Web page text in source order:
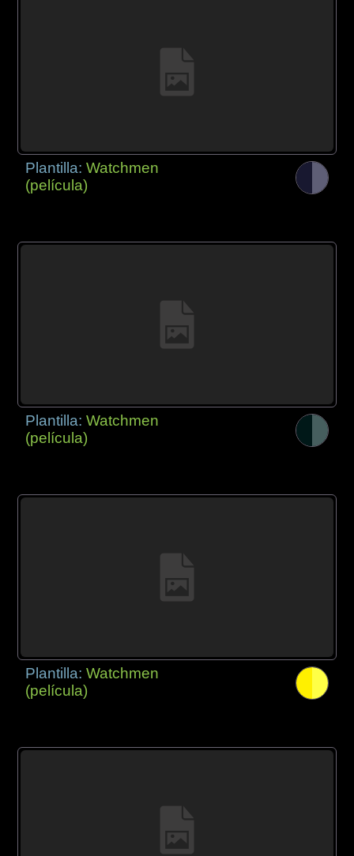
Plantilla:Watchmen
(película)
Plantilla:Watchmen
(película)
Plantilla:Watchmen
(película)